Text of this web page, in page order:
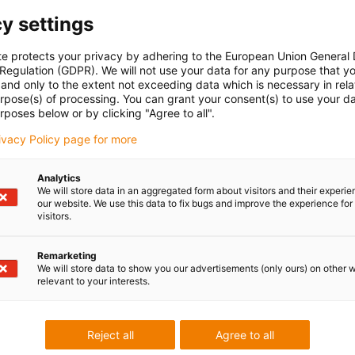
ing.Volpi Roberto, Dario Valiante,
from very different areas of use:
settings
protects your privacy by adhering to the European Union General
(GDPR). We will not use your data for any purpose that
only to the extent not exceeding data which is necessary in
of processing. You can grant your consent(s) to use your
below or by clicking "Agree to all".
Policy page for more
Analytics
We will store data in an aggregated form about visitors and their
our website. We use this data to fix bugs and improve the experience for
visitors.
Remarketing
We will store data to show you our advertisements (only ours) on other
relevant to your interests.
Agree to all
Reject all